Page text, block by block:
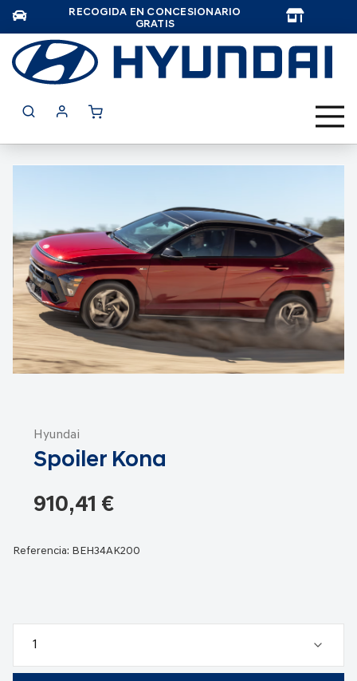
RECOGIDA EN CONCESIONARIO
GRATIS
Hyundai
Spoiler Kona
910,41 €
Referencia: BEH34AK200
de
la
galería
de
imágenes
comienzo
galería